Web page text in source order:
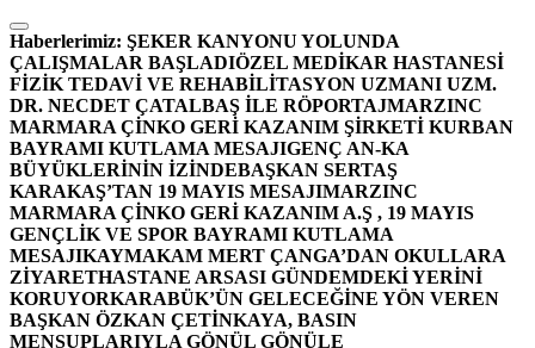
İçeriğe
atla
Haberlerimiz: ŞEKER KANYONU YOLUNDA
ÇALIŞMALAR BAŞLADIÖZEL MEDİKAR HASTANESİ
FİZİK TEDAVİ VE REHABİLİTASYON UZMANI UZM.
DR. NECDET ÇATALBAŞ İLE RÖPORTAJMARZINC
MARMARA ÇİNKO GERİ KAZANIM ŞİRKETİ KURBAN
BAYRAMI KUTLAMA MESAJIGENÇ AN-KA
BÜYÜKLERİNİN İZİNDEBAŞKAN SERTAŞ
KARAKAŞ’TAN 19 MAYIS MESAJIMARZINC
MARMARA ÇİNKO GERİ KAZANIM A.Ş , 19 MAYIS
GENÇLİK VE SPOR BAYRAMI KUTLAMA
MESAJIKAYMAKAM MERT ÇANGA’DAN OKULLARA
ZİYARETHASTANE ARSASI GÜNDEMDEKİ YERİNİ
KORUYORKARABÜK’ÜN GELECEĞİNE YÖN VEREN
BAŞKAN ÖZKAN ÇETİNKAYA, BASIN
MENSUPLARIYLA GÖNÜL GÖNÜLE